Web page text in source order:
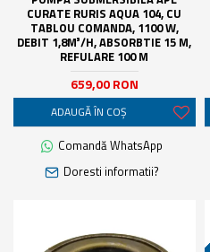
CURATE RURIS AQUA 104, CU
TABLOU COMANDA, 1100 W,
DEBIT 1,8M³/H, ABSORBTIE 15 M,
REFULARE 100 M
659,00 RON
ADAUGĂ ÎN COŞ
Comandă WhatsApp
Doresti informatii?